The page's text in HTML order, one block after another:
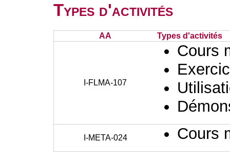
Types d'activités
AA Types d'activités
I-FLMA-107
Cours
I-META-024 Cours